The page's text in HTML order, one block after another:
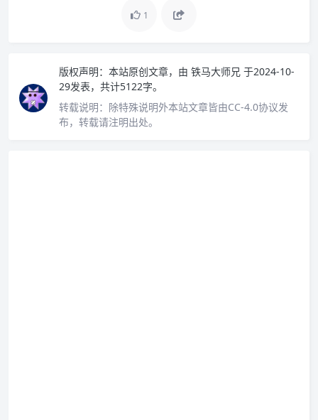
1
版权声明： 本站原创文章，由 铁马大师兄 于2024-10-
29发表，共计5122字。
转载说明： 除特殊说明外本站文章皆由CC-4.0协议发
布，转载请注明出处。